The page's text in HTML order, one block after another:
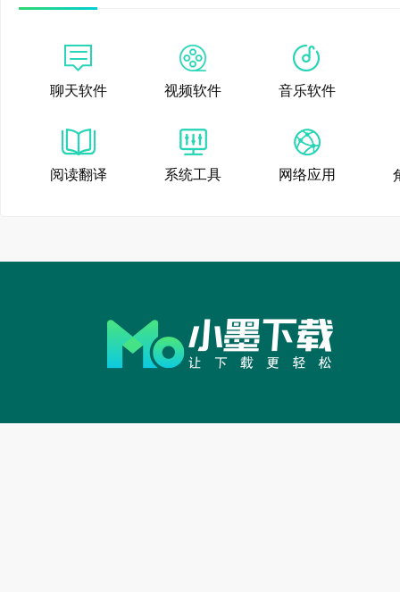
聊天软件 视频软件 音乐软件
阅读翻译 系统工具 网络应用